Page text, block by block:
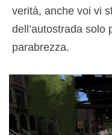
verità, anche voi vi
dell’autostrada solo
parabrezza.